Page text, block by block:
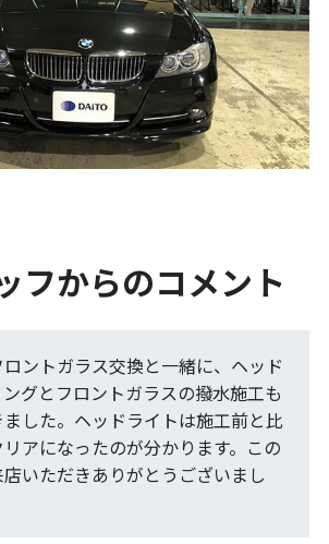
フからのコメント
ントガラス交換と一緒に、ヘッド
グとフロントガラスの撥水施工も
した。ヘッドライトは施工前と比
アになったのが分かります。この
いただきありがとうございまし